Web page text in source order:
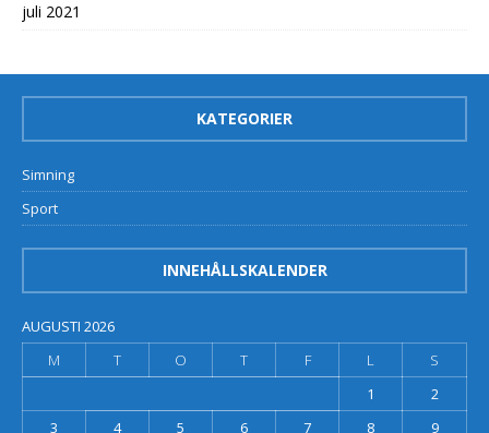
juli 2021
KATEGORIER
Simning
Sport
INNEHÅLLSKALENDER
AUGUSTI 2026
M
T O T F L
S
1
2
3
4 5 6 7 8 9